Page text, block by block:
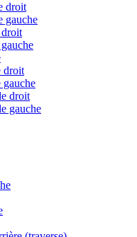
droit
gauche
droit
droit
gauche
droit
gauche